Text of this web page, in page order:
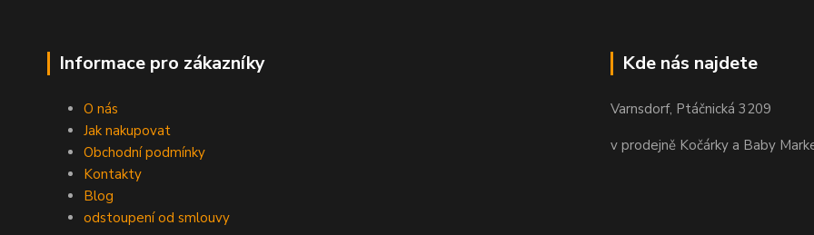
Informace pro zákazníky
O nás
Jak nakupovat
Obchodní podmínky
Kontakty
Blog
odstoupení od smlouvy
Kde nás najdete
Varnsdorf, Ptáčnická 3209
v prodejně Kočárky a Baby